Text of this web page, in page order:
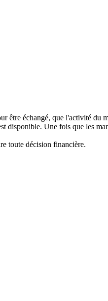
échangé, que l'activité du
Une fois que les
toute décision financière.